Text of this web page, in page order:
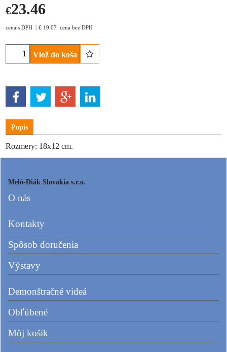
€23.46
cena s DPH € 19.07 cena bez DPH
Vlož do koša
Popis
Rozmery: 18x12 cm.
Meló-Diák Slovakia s.r.o.
O nás
Kontakty
Spôsob doručenia
Výstavy
Demonštračné videá
Obľúbené
Môj košík